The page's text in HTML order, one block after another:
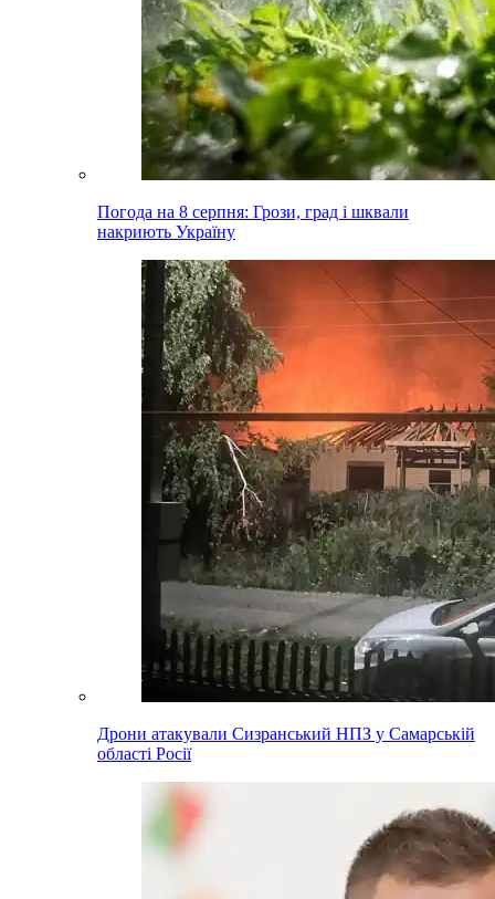
Погода на 8 серпня: Грози, град і шквали
накриють Україну
Дрони атакували Сизранський НПЗ у Самарській
області Росії